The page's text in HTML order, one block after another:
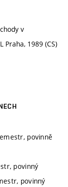
v
Praha, 1989 (CS)
povinně
povinný
povinný